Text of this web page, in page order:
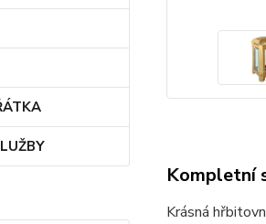
Kompletní
Krásná